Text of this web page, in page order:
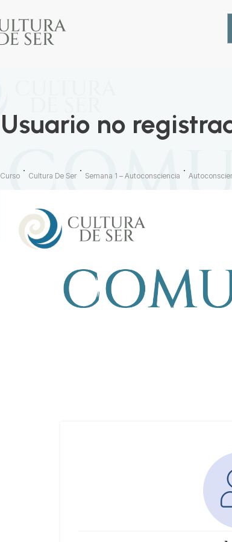
Usuario no
Curso Cultura De Ser Semana 1 – Autoconsciencia